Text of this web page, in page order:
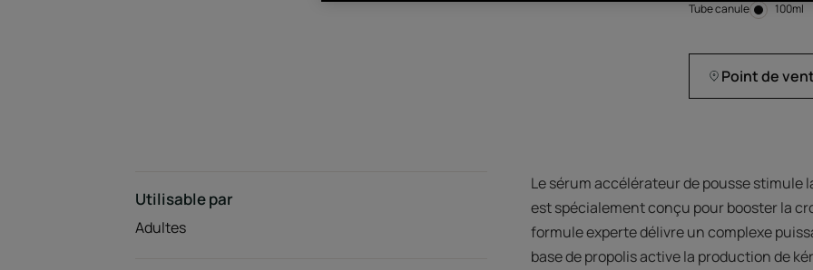
Tube canule
Tube
100ml
Point de
Utilisable par
Adultes
Le sérum accélérateur de pousse
est spécialement conçu pour booster la
formule experte délivre un complexe
base de propolis active la production de